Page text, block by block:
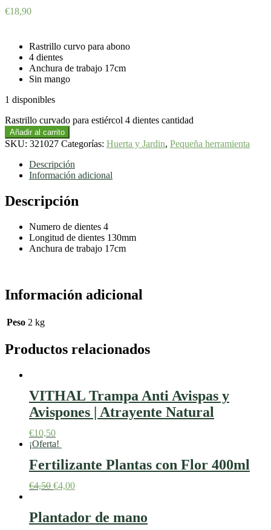
€18,90
Rastrillo curvo para abono
4 dientes
Anchura de trabajo 17cm
Sin mango
1 disponibles
Rastrillo curvado para estiércol 4 dientes cantidad
Añadir al carrito
SKU: 321027 Categorías: Huerta y Jardin, Pequeña herramienta
Descripción
Información adicional
Descripción
Numero de dientes 4
Longitud de dientes 130mm
Anchura de trabajo 17cm
Información adicional
Peso 2 kg
Productos relacionados
VITHAL Trampa Anti Avispas y
Avispones | Atrayente Natural
€10,50
¡Oferta!
Fertilizante Plantas con Flor 400ml
€4,50 €4,00
Plantador de mano